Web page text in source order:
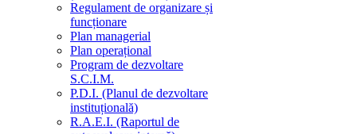
Regulament de organizare și
funcționare
Plan managerial
Plan operațional
Program de dezvoltare
S.C.I.M.
P.D.I. (Planul de dezvoltare
instituțională)
R.A.E.I. (Raportul de